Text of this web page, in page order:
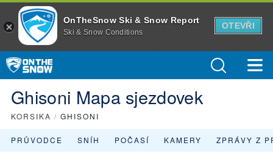
OnTheSnow Ski & Snow Report
Ski & Snow Conditions
OTEVŘI
Ghisoni Mapa sjezdovek
KORSIKA / GHISONI
PRŮVODCE SNÍH POČASÍ KAMERY ZPRÁVY Z